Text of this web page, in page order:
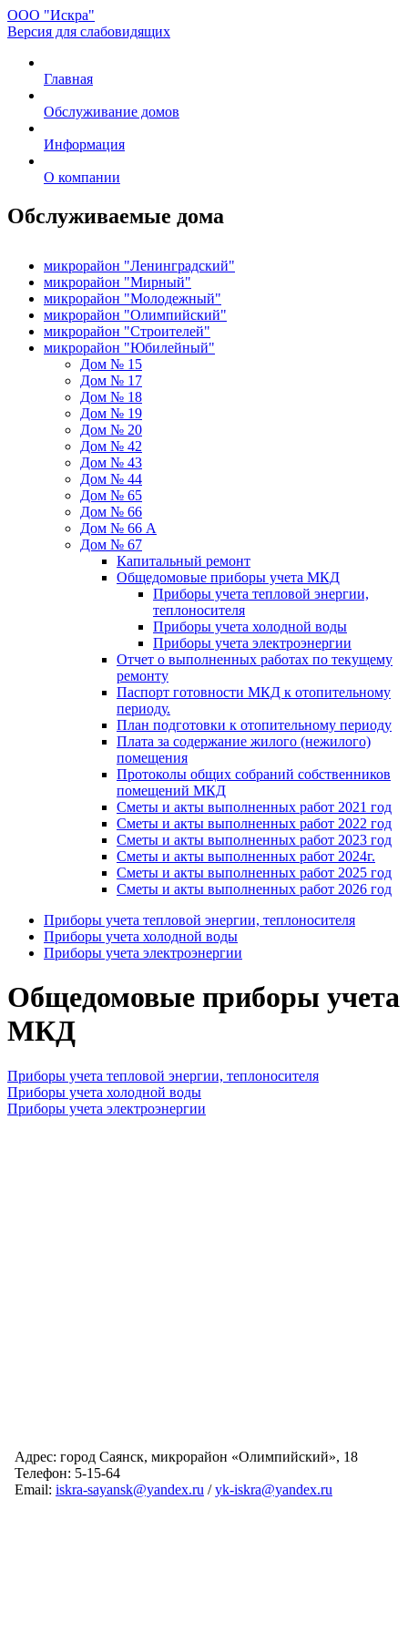
ООО "Искра"
Версия для слабовидящих
Главная
Обслуживание домов
Информация
О компании
Обслуживаемые дома
микрорайон "Ленинградский"
микрорайон "Мирный"
микрорайон "Молодежный"
микрорайон "Олимпийский"
микрорайон "Строителей"
микрорайон "Юбилейный"
Дом № 15
Дом № 17
Дом № 18
Дом № 19
Дом № 20
Дом № 42
Дом № 43
Дом № 44
Дом № 65
Дом № 66
Дом № 66 А
Дом № 67
Капитальный ремонт
Общедомовые приборы учета МКД
Приборы учета тепловой энергии,
теплоносителя
Приборы учета холодной воды
Приборы учета электроэнергии
Отчет о выполненных работах по текущему
ремонту
Паспорт готовности МКД к отопительному
периоду.
План подготовки к отопительному периоду
Плата за содержание жилого (нежилого)
помещения
Протоколы общих собраний собственников
помещений МКД
Сметы и акты выполненных работ 2021 год
Сметы и акты выполненных работ 2022 год
Сметы и акты выполненных работ 2023 год
Сметы и акты выполненных работ 2024г.
Сметы и акты выполненных работ 2025 год
Сметы и акты выполненных работ 2026 год
Приборы учета тепловой энергии, теплоносителя
Приборы учета холодной воды
Приборы учета электроэнергии
Общедомовые приборы учета
МКД
Приборы учета тепловой энергии, теплоносителя
Приборы учета холодной воды
Приборы учета электроэнергии
Адрес: город Саянск, микрорайон «Олимпийский», 18
Телефон: 5-15-64
Email: iskra-sayansk@yandex.ru /yk-iskra@yandex.ru